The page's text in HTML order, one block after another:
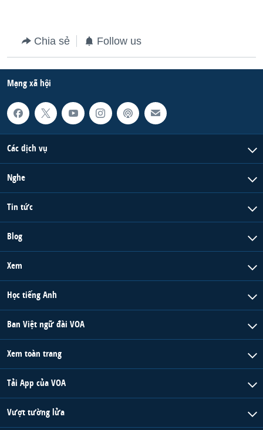
Chia sẻ Follow us
Mạng xã hội
Các dịch vụ
Nghe
Tin tức
Blog
Xem
Học tiếng Anh
Ban Việt ngữ đài VOA
Xem toàn trang
Tải App của VOA
Vượt tường lửa